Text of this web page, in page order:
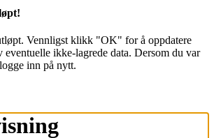
Vennligst klikk "OK" for å oppdatere
eventuelle ikke-lagrede data. Dersom du var
inn på nytt.